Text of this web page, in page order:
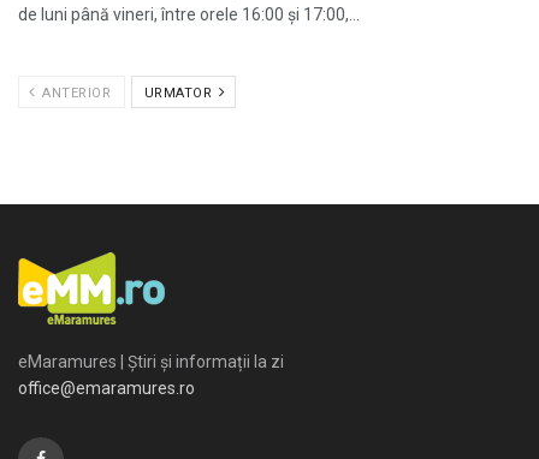
de luni până vineri, între orele 16:00 și 17:00,...
ANTERIOR URMATOR
eMaramures | Știri și informații la zi
office@emaramures.ro